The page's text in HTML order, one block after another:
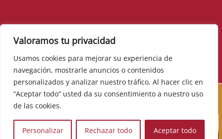
Valoramos tu privacidad
Usamos cookies para mejorar su experiencia de
navegación, mostrarle anuncios o contenidos
personalizados y analizar nuestro tráfico. Al hacer clic en
“Aceptar todo” usted da su consentimiento a nuestro uso
de las cookies.
Personalizar Rechazar todo Aceptar todo
© 2022 – Food Romance Company – Todos los derechos
reservados
Cursos, novedades, promociones y mucho más. Sé el